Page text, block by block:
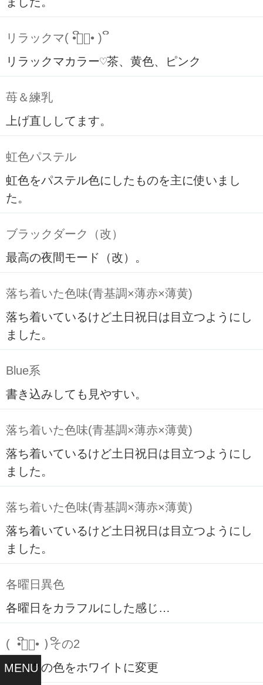
MENU
リラックマ( ິ•ᆺ⃘• )ິ
リラックマカラー♡茶、黄色、ピンク
苺＆練乳
上げ直ししてます。
虹色パステル
虹色をパステル色にしたものを主に使いまし
た。
ブラックダーク（改）
最高の夜間モード（改）。
落ち着いた色味(青基調×薄赤×薄黄)
落ち着いているけど土日祝日は目立つようにし
ました。
Blue系
書き込みしても見やすい。
落ち着いた色味(青基調×薄赤×薄黄)
落ち着いているけど土日祝日は目立つようにし
ました。
落ち着いた色味(青基調×薄赤×薄黄)
落ち着いているけど土日祝日は目立つようにし
ました。
各曜日異色
各曜日をカラフルにした感じ…
( ິ•ᆺ⃘• )ິその2
リンクの色をホワイトに変更